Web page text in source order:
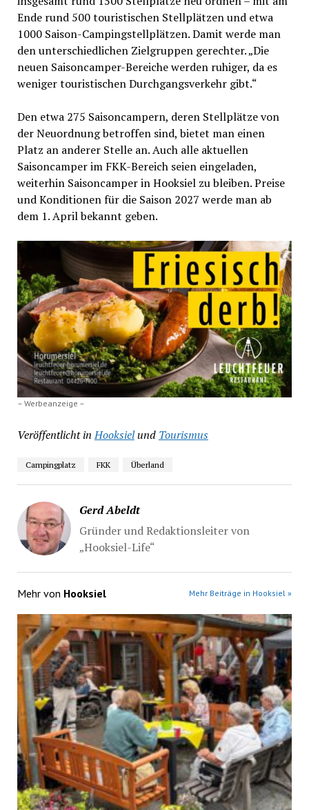
Ende rund 500 touristischen Stellplätzen und etwa
1000 Saison-Campingstellplätzen. Damit werde man
den unterschiedlichen Zielgruppen gerechter. „Die
neuen Saisoncamper-Bereiche werden ruhiger, da es
weniger touristischen Durchgangsverkehr gibt.“
Den etwa 275 Saisoncampern, deren Stellplätze von
der Neuordnung betroffen sind, bietet man einen
Platz an anderer Stelle an. Auch alle aktuellen
Saisoncamper im FKK-Bereich seien eingeladen,
weiterhin Saisoncamper in Hooksiel zu bleiben. Preise
und Konditionen für die Saison 2027 werde man ab
dem 1. April bekannt geben.
– Werbeanzeige –
Veröffentlicht in Hooksielund Tourismus
Campingplatz FKK Überland
Gerd Abeldt
Gründer und Redaktionsleiter von
„Hooksiel-Life“
Mehr von Hooksiel Mehr Beiträge in Hooksiel »